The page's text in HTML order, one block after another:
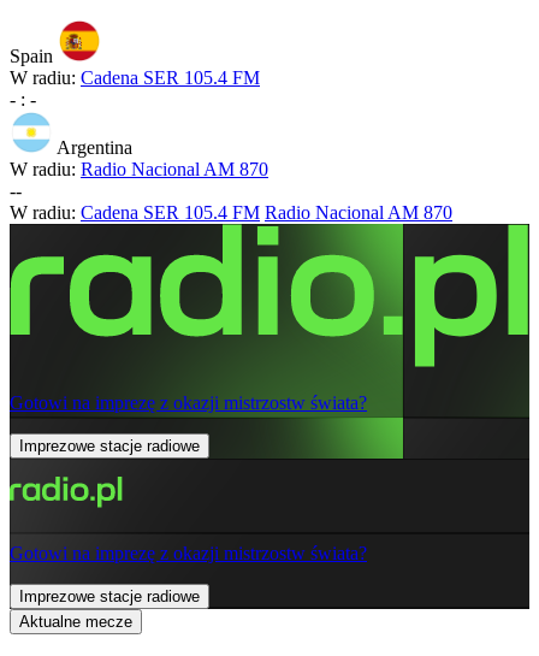
Spain
W radiu: Cadena SER 105.4 FM
- : -
Argentina
W radiu: Radio Nacional AM 870
--
W radiu: Cadena SER 105.4 FM Radio Nacional AM 870
Gotowi na imprezę z okazji mistrzostw świata?
Imprezowe stacje radiowe
Gotowi na imprezę z okazji mistrzostw świata?
Imprezowe stacje radiowe
Aktualne mecze